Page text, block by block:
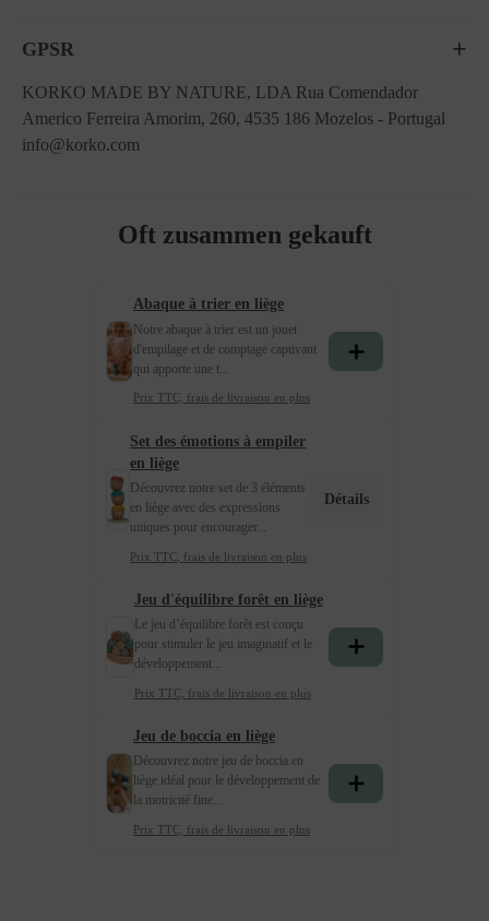
GPSR
KORKO MADE BY NATURE, LDA Rua Comendador
Americo Ferreira Amorim, 260, 4535 186 Mozelos - Portugal
info@korko.com
Oft zusammen gekauft
Abaque à trier en liège
Notre abaque à trier est un jouet
d'empilage et de comptage captivant
qui apporte une t...
Prix TTC, frais de livraison en plus
Set des émotions à empiler
en liège
Découvrez notre set de 3 éléments
en liège avec des expressions
uniques pour encourager...
Prix TTC, frais de livraison en plus
Détails
Jeu d'équilibre forêt en liège
Le jeu d’équilibre forêt est conçu
pour stimuler le jeu imaginatif et le
développement...
Prix TTC, frais de livraison en plus
Jeu de boccia en liège
Découvrez notre jeu de boccia en
liège idéal pour le développement de
la motricité fine...
Prix TTC, frais de livraison en plus